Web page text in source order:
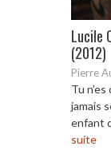
Lucile
(2012)
Pierre
Tu
jamais
enfant
suite